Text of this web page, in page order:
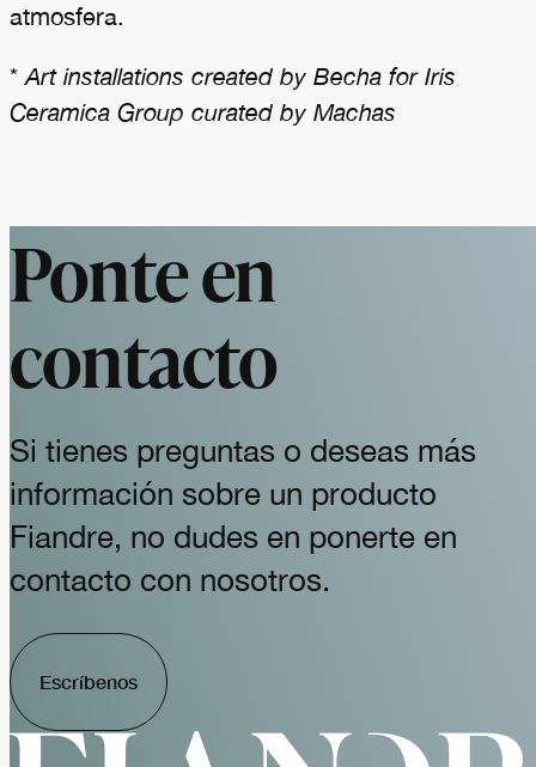
atmosfera.
* Art installations created by Becha for Iris
Ceramica Group curated by Machas
Ponte en
contacto
Si tienes preguntas o deseas más
información sobre un producto
Fiandre, no dudes en ponerte en
contacto con nosotros.
Escríbenos